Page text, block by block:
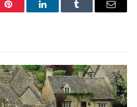
Pinterest LinkedInTumblr Email